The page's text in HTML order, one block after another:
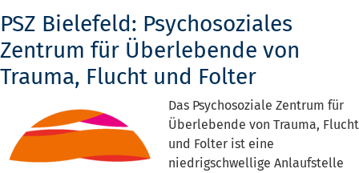
PSZ Bielefeld: Psychosoziales
Zentrum für Überlebende von
Trauma, Flucht und Folter
Das Psychosoziale Zentrum für
Überlebende von Trauma, Flucht
und Folter ist eine
niedrigschwellige Anlaufstelle